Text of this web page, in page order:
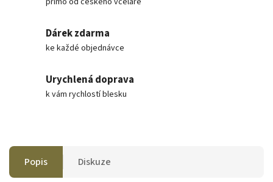
Dárek zdarma
ke každé objednávce
Urychlená doprava
k vám rychlostí blesku
Popis Diskuze